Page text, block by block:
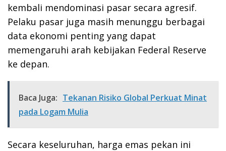
kembali mendominasi pasar secara agresif.
Pelaku pasar juga masih menunggu berbagai
data ekonomi penting yang dapat
memengaruhi arah kebijakan Federal Reserve
ke depan.
Baca Juga: Tekanan Risiko Global Perkuat Minat
pada Logam Mulia
Secara keseluruhan, harga emas pekan ini